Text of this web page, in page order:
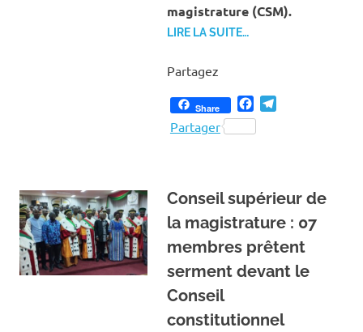
magistrature (CSM).
LIRE LA SUITE…
Partagez
Share Facebook
Partager
Conseil supérieur de
la magistrature : 07
membres prêtent
serment devant le
Conseil
constitutionnel